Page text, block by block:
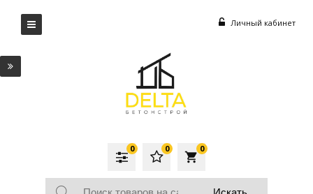
Личный кабинет
local_grocery_store
0
0
0